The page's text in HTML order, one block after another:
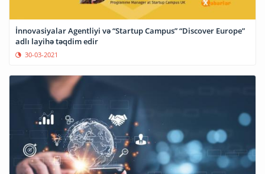
İnnovasiyalar Agentliyi və “Startup Campus” “Discover Europe”
adlı layihə təqdim edir
30-03-2021